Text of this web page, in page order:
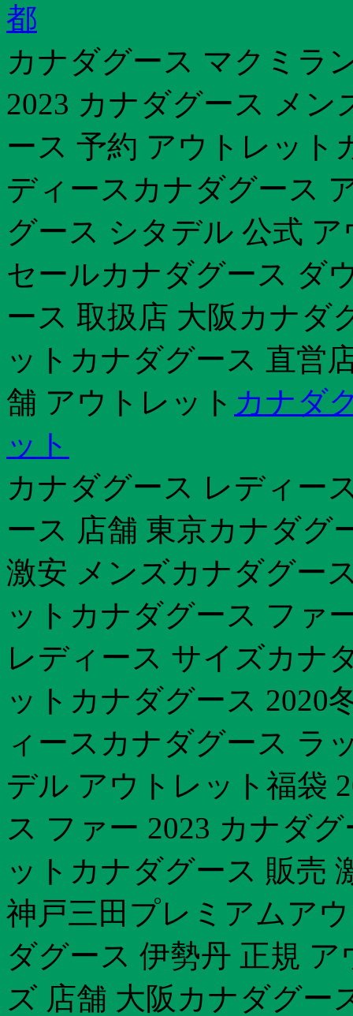
都
カナダグース マクミラ
2023 カナダグース メ
ース 予約 アウトレット
ディースカナダグース
グース シタデル 公式
セールカナダグース ダ
ース 取扱店 大阪カナダ
ットカナダグース 直営
舗 アウトレット カナダ
ット
カナダグース レディー
ース 店舗 東京カナダグ
激安 メンズカナダグー
ットカナダグース ファ
レディース サイズカナ
ットカナダグース 2020
ィースカナダグース ラ
デル アウトレット福袋
ス ファー 2023 カナダ
ットカナダグース 販売
神戸三田プレミアムア
ダグース 伊勢丹 正規
ズ 店舗 大阪カナダグー